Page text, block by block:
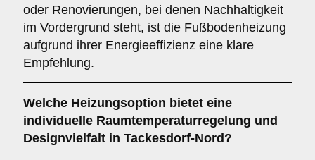
oder Renovierungen, bei denen Nachhaltigkeit
im Vordergrund steht, ist die Fußbodenheizung
aufgrund ihrer Energieeffizienz eine klare
Empfehlung.
Welche Heizungsoption bietet eine
individuelle Raumtemperaturregelung und
Designvielfalt in Tackesdorf-Nord?